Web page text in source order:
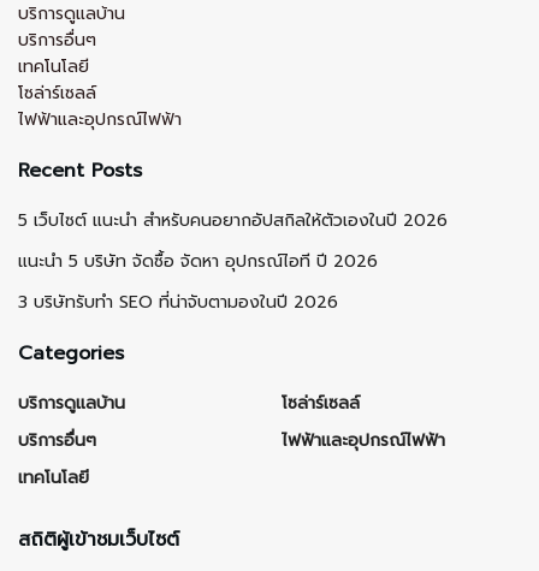
บริการดูแลบ้าน
บริการอื่นๆ
เทคโนโลยี
โซล่าร์เซลล์
ไฟฟ้าและอุปกรณ์ไฟฟ้า
Recent Posts
5 เว็บไซต์ แนะนำ สำหรับคนอยากอัปสกิลให้ตัวเองในปี 2026
แนะนำ 5 บริษัท จัดซื้อ จัดหา อุปกรณ์ไอที ปี 2026
3 บริษัทรับทำ SEO ที่น่าจับตามองในปี 2026
Categories
บริการดูแลบ้าน
บริการอื่นๆ
เทคโนโลยี
โซล่าร์เซลล์
ไฟฟ้าและอุปกรณ์ไฟฟ้า
สถิติผู้เข้าชมเว็บไซต์